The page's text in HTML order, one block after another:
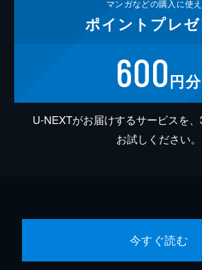
マンガなどの購入に使
ポイント プレゼ
600円分
U-NEXTがお届けするサービスを
お試しください。
今すぐ読む